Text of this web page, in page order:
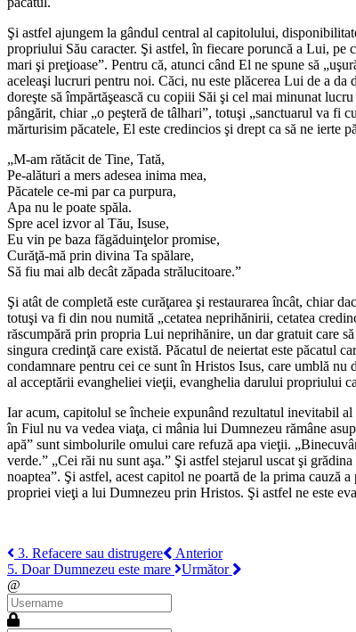
Şi astfel ajungem la gândul central al capitolului,
propriului Său caracter. Şi astfel, în fiecare poruncă a Lui, pe
mari şi preţioase”. Pentru că, atunci când El ne spune să
aceleaşi lucruri pentru noi. Căci, nu este plăcerea Lui de a
doreşte să împărtăşească cu copiii Săi şi cel mai minunat
pângărit, chiar „o peşteră de tâlhari”, totuşi „sanctuarul va fi
mărturisim păcatele, El este credincios şi drept ca să ne ierte
„M-am rătăcit de Tine, Tată,
Pe-alături a mers adesea inima mea,
Păcatele ce-mi par ca purpura,
Apa nu le poate spăla.
Spre acel izvor al Tău, Isuse,
Eu vin pe baza făgăduinţelor promise,
Curăţă-mă prin divina Ta spălare,
Să fiu mai alb decât zăpada strălucitoare.”
Şi atât de completă este curăţarea şi restaurarea încât, chiar
totuşi va fi din nou numită „cetatea neprihănirii, cetatea
răscumpără prin propria Lui neprihănire, un dar gratuit care
singura credinţă care există. Păcatul de neiertat este păcatul
condamnare pentru cei ce sunt în Hristos Isus, care umblă
al acceptării evangheliei vieţii, evanghelia darului propriului
Iar acum, capitolul se încheie expunând rezultatul inevitabil
în Fiul nu va vedea viaţa, ci mânia lui Dumnezeu rămâne
apă” sunt simbolurile omului care refuză apa vieţii.
verde.” „Cei răi nu sunt aşa.” Şi astfel stejarul uscat şi
noaptea”. Şi astfel, acest capitol ne poartă de la prima cauză
propriei vieţi a lui Dumnezeu prin Hristos. Şi astfel ne este
3. Refacere sau distrugere
Anterior
5. Doar Dumnezeu este mare
Următor
@